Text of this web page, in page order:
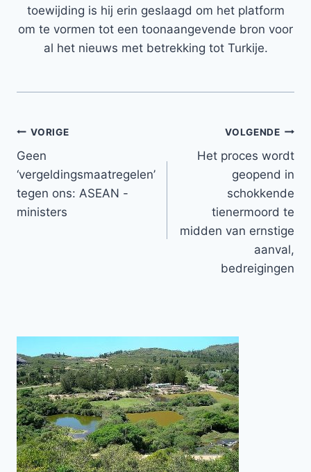
toewijding is hij erin geslaagd om het platform
om te vormen tot een toonaangevende bron voor
al het nieuws met betrekking tot Turkije.
Bericht
navigatie
VORIGE
Geen
‘vergeldingsmaatregelen’
tegen ons: ASEAN -
ministers
VOLGENDE
Het proces wordt
geopend in
schokkende
tienermoord te
midden van ernstige
aanval,
bedreigingen